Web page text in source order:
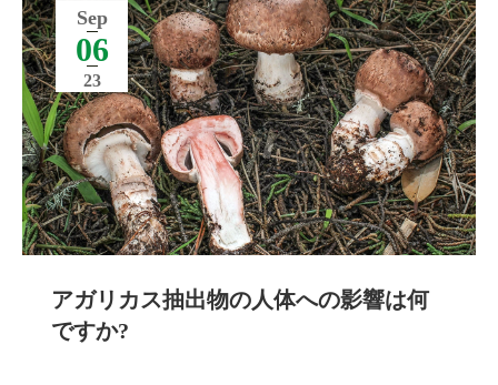
Sep
06
23
アガリカス抽出物の人体への影響は何
ですか?